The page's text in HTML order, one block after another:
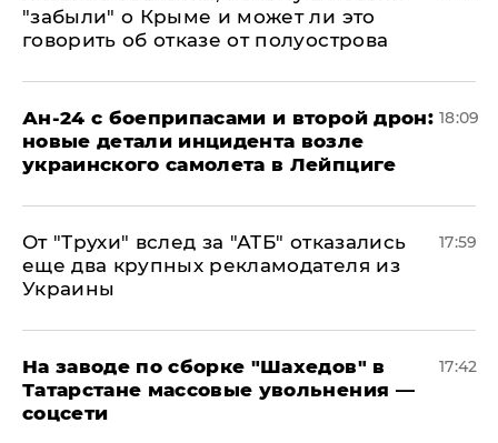
"забыли" о Крыме и может ли это
говорить об отказе от полуострова
Ан-24 с боеприпасами и второй дрон:
новые детали инцидента возле
украинского самолета в Лейпциге
18:09
От "Трухи" вслед за "АТБ" отказались
еще два крупных рекламодателя из
Украины
17:59
На заводе по сборке "Шахедов" в
Татарстане массовые увольнения —
соцсети
17:42